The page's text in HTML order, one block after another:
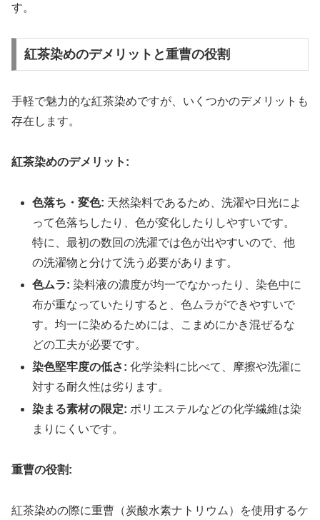
す。
紅茶染めのデメリットと重曹の役割
手軽で魅力的な紅茶染めですが、いくつかのデメリットも
存在します。
紅茶染めのデメリット:
色落ち・変色: 天然染料であるため、洗濯や日光によ
って色落ちしたり、色が変化したりしやすいです。
特に、最初の数回の洗濯では色が出やすいので、他
の洗濯物と分けて洗う必要があります。
色ムラ: 染料液の濃度が均一でなかったり、染色中に
布が重なっていたりすると、色ムラができやすいで
す。均一に染めるためには、こまめにかき混ぜるな
どの工夫が必要です。
染色堅牢度の低さ: 化学染料に比べて、摩擦や洗濯に
対する耐久性は劣ります。
染まる素材の限定: ポリエステルなどの化学繊維は染
まりにくいです。
重曹の役割:
紅茶染めの際に重曹（炭酸水素ナトリウム）を使用するケ